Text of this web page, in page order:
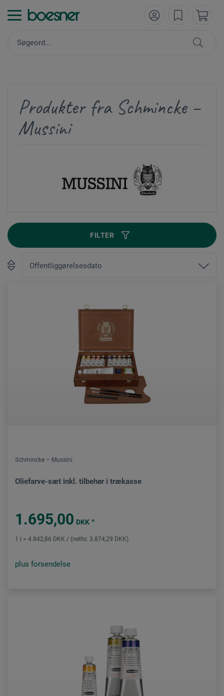
Produkter fra Schmincke –
Mussini
FILTER
Schmincke – Mussini
Oliefarve-sæt inkl. tilbehør i trækasse
1.695,00 DKK *
1 l = 4.842,86 DKK / (netto: 3.874,29 DKK)
plus forsendelse